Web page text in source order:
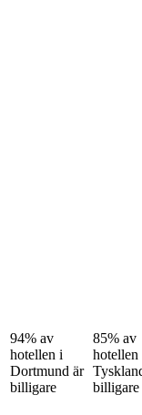
94% av
hotellen i
Dortmund är
billigare
85% av
hotellen
billigare